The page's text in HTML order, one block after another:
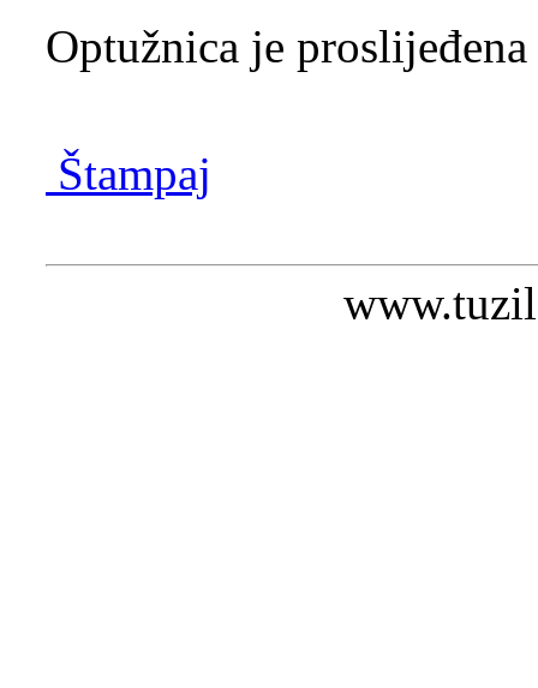
Optužnica je
Štampaj